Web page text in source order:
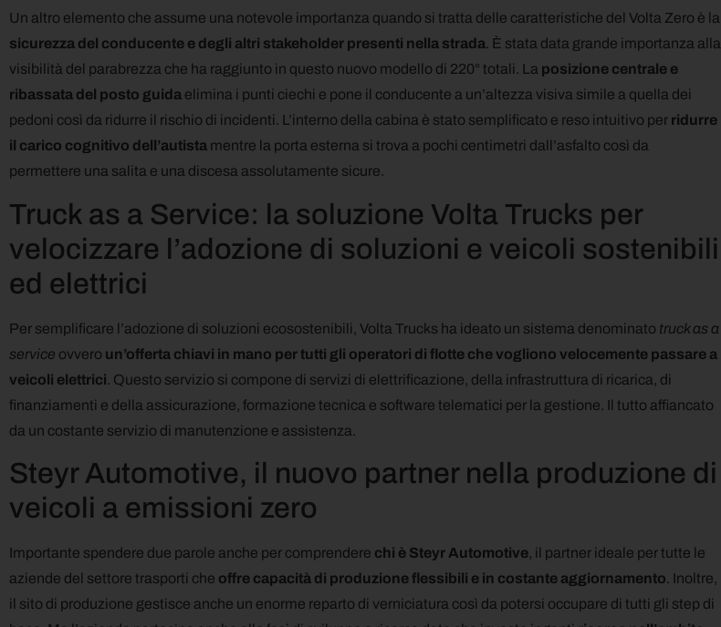
Un altro elemento che assume una notevole importanza quando si tratta delle caratteristiche del Volta Zero è la
sicurezza del conducente e degli altri stakeholder presenti nella strada. È stata data grande importanza alla
visibilità del parabrezza che ha raggiunto in questo nuovo modello di 220° totali. La posizione centrale e
ribassata del posto guida elimina i punti ciechi e pone il conducente a un’altezza visiva simile a quella dei
pedoni così da ridurre il rischio di incidenti. L’interno della cabina è stato semplificato e reso intuitivo per ridurre
il carico cognitivo dell’autista mentre la porta esterna si trova a pochi centimetri dall’asfalto così da
permettere una salita e una discesa assolutamente sicure.
Truck as a Service: la soluzione Volta Trucks per
velocizzare l’adozione di soluzioni e veicoli sostenibili
ed elettrici
Per semplificare l’adozione di soluzioni ecosostenibili, Volta Trucks ha ideato un sistema denominato truck as a
service ovvero un’offerta chiavi in mano per tutti gli operatori di flotte che vogliono velocemente passare a
veicoli elettrici. Questo servizio si compone di servizi di elettrificazione, della infrastruttura di ricarica, di
finanziamenti e della assicurazione, formazione tecnica e software telematici per la gestione. Il tutto affiancato
da un costante servizio di manutenzione e assistenza.
Steyr Automotive, il nuovo partner nella produzione di
veicoli a emissioni zero
Importante spendere due parole anche per comprendere chi è Steyr Automotive, il partner ideale per tutte le
aziende del settore trasporti che offre capacità di produzione flessibili e in costante aggiornamento. Inoltre,
il sito di produzione gestisce anche un enorme reparto di verniciatura così da potersi occupare di tutti gli step di